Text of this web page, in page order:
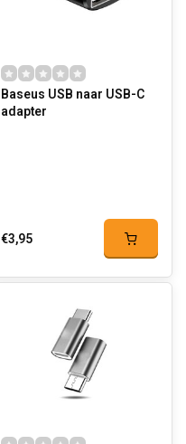
Baseus USB naar USB-C
adapter
€3,95